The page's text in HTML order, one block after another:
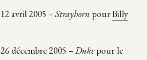
12 avril 2005 –Strayhorn pourBilly
26 décembre 2005 –Dukepour le